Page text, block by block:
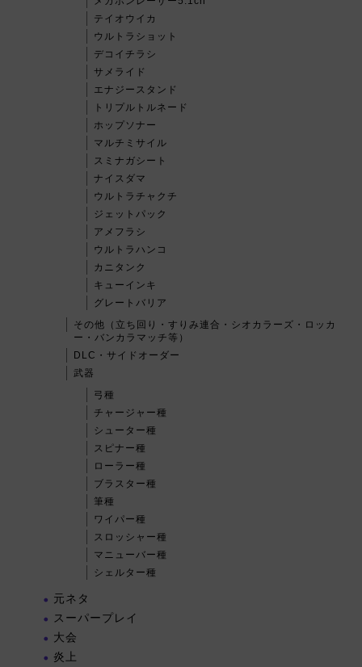
テイオウイカ
ウルトラショット
デコイチラシ
サメライド
エナジースタンド
トリプルトルネード
ホップソナー
マルチミサイル
スミナガシート
ナイスダマ
ウルトラチャクチ
ジェットパック
アメフラシ
ウルトラハンコ
カニタンク
キューインキ
グレートバリア
その他（立ち回り・すりみ連合・シオカラーズ・ロッカ
ー・バンカラマッチ等）
DLC・サイドオーダー
武器
弓種
チャージャー種
シューター種
スピナー種
ローラー種
ブラスター種
筆種
ワイパー種
スロッシャー種
マニューバー種
シェルター種
元ネタ
スーパープレイ
大会
炎上